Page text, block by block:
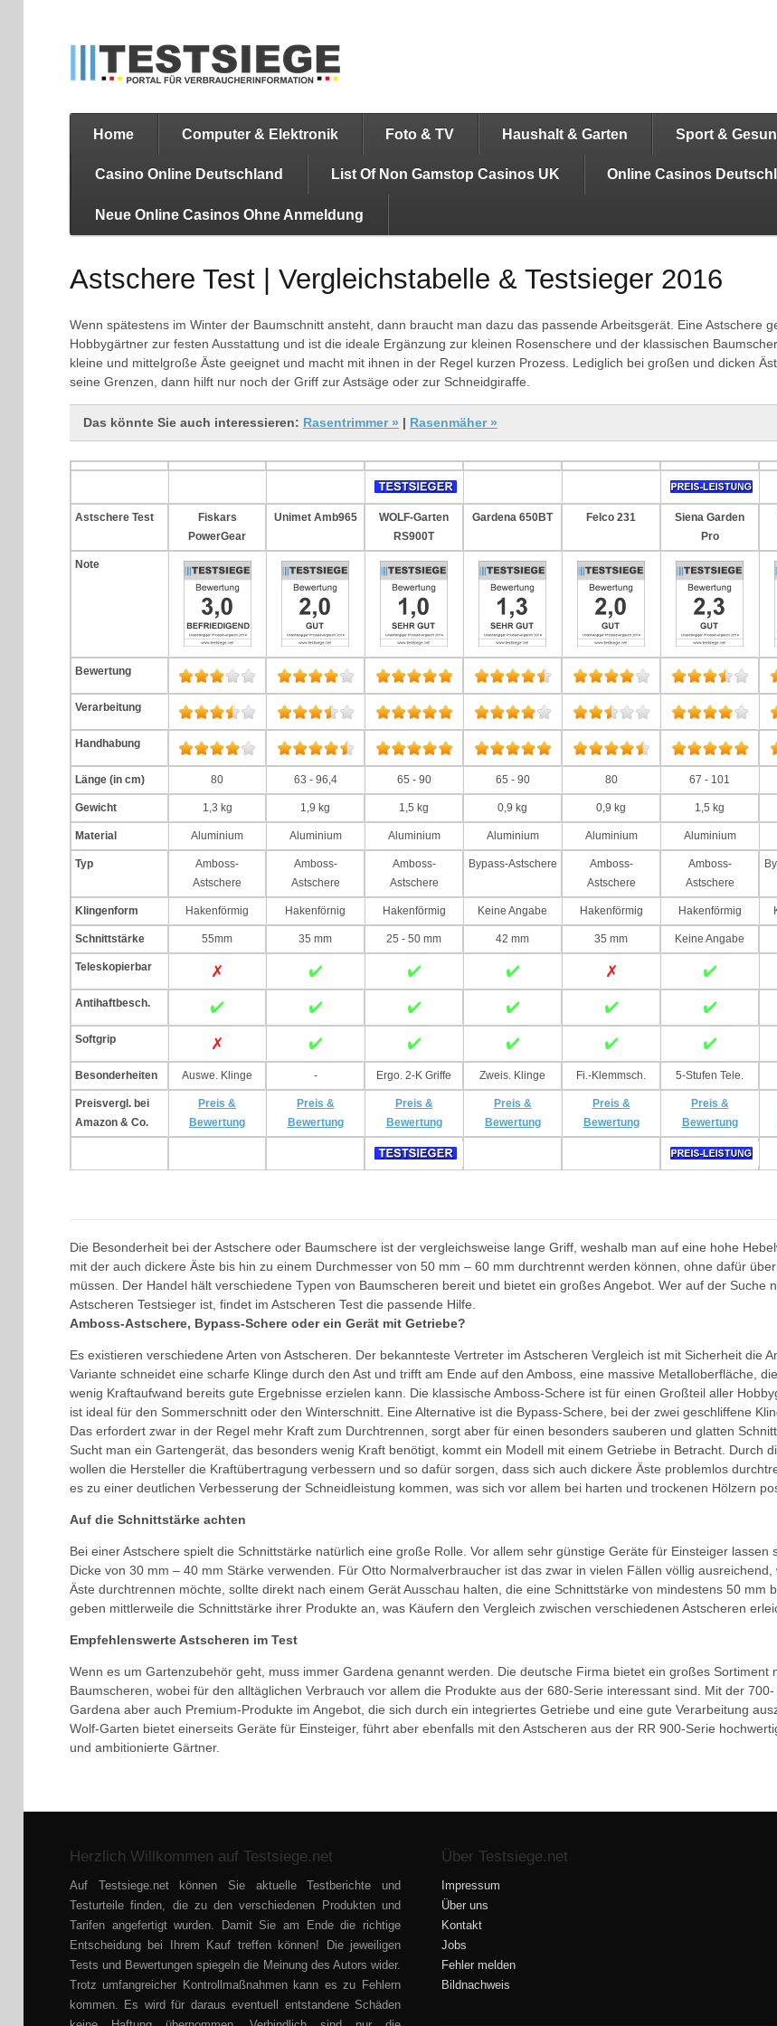
Home Computer & Elektronik Foto & TV Haushalt & Garten Sport &
Casino Online Deutschland List Of Non Gamstop Casinos UK Online Casinos
Neue Online Casinos Ohne Anmeldung
Astschere Test | Vergleichstabelle & Testsieger 2016
Wenn spätestens im Winter der Baumschnitt ansteht, dann braucht man dazu das passende Arbeitsgerät. Eine Astschere
Hobbygärtner zur festen Ausstattung und ist die ideale Ergänzung zur kleinen Rosenschere und der klassischen
kleine und mittelgroße Äste geeignet und macht mit ihnen in der Regel kurzen Prozess. Lediglich bei großen und dicken
seine Grenzen, dann hilft nur noch der Griff zur Astsäge oder zur Schneidgiraffe.
Das könnte Sie auch interessieren: Rasentrimmer » | Rasenmäher »
Astschere Test
Fiskars
PowerGear
Unimet Amb965
WOLF-Garten
RS900T
Gardena 650BT Felco 231
Siena Garden
Pro
Note
Bewertung
Verarbeitung
Handhabung
Länge (in cm) 80 63 - 96,4 65 - 90 65 - 90 80 67 - 101
Gewicht 1,3 kg 1,9 kg 1,5 kg 0,9 kg 0,9 kg 1,5 kg
Material Aluminium Aluminium Aluminium Aluminium Aluminium Aluminium
Typ
Amboss-
Astschere
Amboss-
Astschere
Amboss-
Astschere
Bypass-Astschere
Amboss-
Astschere
Amboss-
Astschere
Klingenform Hakenförmig Hakenförnig Hakenförmig Keine Angabe Hakenförmig Hakenförmig
Schnittstärke 55mm 35 mm 25 - 50 mm 42 mm 35 mm Keine Angabe
Teleskopierbar
Antihaftbesch.
Softgrip
Besonderheiten Auswe. Klinge - Ergo. 2-K Griffe Zweis. Klinge Fi.-Klemmsch. 5-Stufen Tele.
Preisvergl. bei
Amazon & Co.
Preis &
Bewertung
Preis &
Bewertung
Preis &
Bewertung
Preis &
Bewertung
Preis &
Bewertung
Preis &
Bewertung
Die Besonderheit bei der Astschere oder Baumschere ist der vergleichsweise lange Griff, weshalb man auf eine hohe
mit der auch dickere Äste bis hin zu einem Durchmesser von 50 mm – 60 mm durchtrennt werden können, ohne dafür
müssen. Der Handel hält verschiedene Typen von Baumscheren bereit und bietet ein großes Angebot. Wer auf der Suche
Astscheren Testsieger ist, findet im Astscheren Test die passende Hilfe.
Amboss-Astschere, Bypass-Schere oder ein Gerät mit Getriebe?
Es existieren verschiedene Arten von Astscheren. Der bekannteste Vertreter im Astscheren Vergleich ist mit Sicherheit die
Variante schneidet eine scharfe Klinge durch den Ast und trifft am Ende auf den Amboss, eine massive Metalloberfläche,
wenig Kraftaufwand bereits gute Ergebnisse erzielen kann. Die klassische Amboss-Schere ist für einen Großteil aller
ist ideal für den Sommerschnitt oder den Winterschnitt. Eine Alternative ist die Bypass-Schere, bei der zwei geschliffene
Das erfordert zwar in der Regel mehr Kraft zum Durchtrennen, sorgt aber für einen besonders sauberen und glatten
Sucht man ein Gartengerät, das besonders wenig Kraft benötigt, kommt ein Modell mit einem Getriebe in Betracht. Durch
wollen die Hersteller die Kraftübertragung verbessern und so dafür sorgen, dass sich auch dickere Äste problemlos
es zu einer deutlichen Verbesserung der Schneidleistung kommen, was sich vor allem bei harten und trockenen Hölzern
Auf die Schnittstärke achten
Bei einer Astschere spielt die Schnittstärke natürlich eine große Rolle. Vor allem sehr günstige Geräte für Einsteiger lassen
Dicke von 30 mm – 40 mm Stärke verwenden. Für Otto Normalverbraucher ist das zwar in vielen Fällen völlig
Äste durchtrennen möchte, sollte direkt nach einem Gerät Ausschau halten, die eine Schnittstärke von mindestens 50 mm
geben mittlerweile die Schnittstärke ihrer Produkte an, was Käufern den Vergleich zwischen verschiedenen Astscheren
Empfehlenswerte Astscheren im Test
Wenn es um Gartenzubehör geht, muss immer Gardena genannt werden. Die deutsche Firma bietet ein großes Sortiment
Baumscheren, wobei für den alltäglichen Verbrauch vor allem die Produkte aus der 680-Serie interessant sind. Mit der
Gardena aber auch Premium-Produkte im Angebot, die sich durch ein integriertes Getriebe und eine gute Verarbeitung
Wolf-Garten bietet einerseits Geräte für Einsteiger, führt aber ebenfalls mit den Astscheren aus der RR 900-Serie
und ambitionierte Gärtner.
Herzlich Willkommen auf Testsiege.net
Auf Testsiege.net können Sie aktuelle Testberichte und
Testurteile finden, die zu den verschiedenen Produkten und
Tarifen angefertigt wurden. Damit Sie am Ende die richtige
Entscheidung bei Ihrem Kauf treffen können! Die jeweiligen
Tests und Bewertungen spiegeln die Meinung des Autors wider.
Trotz umfangreicher Kontrollmaßnahmen kann es zu Fehlern
kommen. Es wird für daraus eventuell entstandene Schäden
Über Testsiege.net
Impressum
Über uns
Kontakt
Jobs
Fehler melden
Bildnachweis